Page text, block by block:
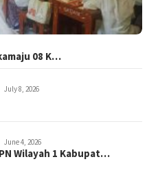
08 K…
July 8, 2026
June 4, 2026
Wilayah 1 Kabupat…